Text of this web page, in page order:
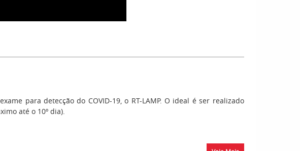
para detecção do COVID-19, o RT-LAMP. O ideal é ser realizado
até o 10º dia).